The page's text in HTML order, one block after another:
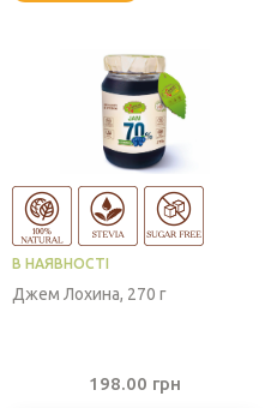
В НАЯВНОСТІ
Джем Лохина, 270 г
198.00 грн